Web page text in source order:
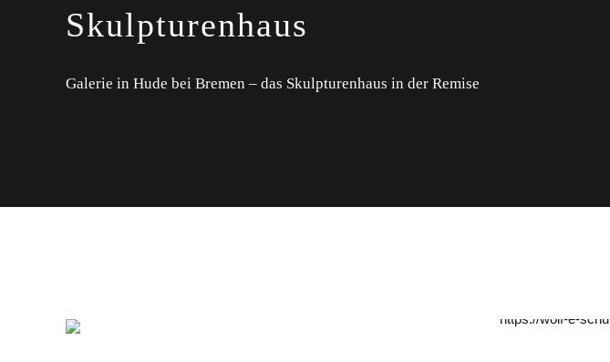
Skulpturenhaus
Galerie in Hude bei Bremen – das Skulpturenhaus in der Remise